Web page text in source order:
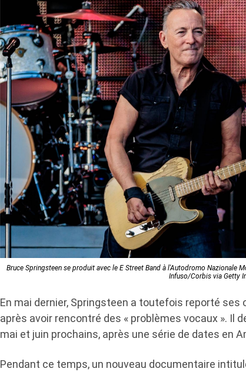
Bruce Springsteen se produit avec le E Street Band à l'Autodromo Nazionale
Infuso/Corbis via Getty
En mai dernier, Springsteen a toutefois reporté ses
après avoir rencontré des « problèmes vocaux ». Il
mai et juin prochains, après une série de dates en
Pendant ce temps, un nouveau documentaire